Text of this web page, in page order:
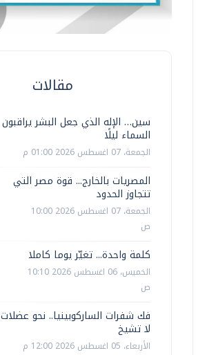
مقالات
سين… الإله الذي جعل البشر يراقبون
السماء ليلًا
الجمعة، 07 اغسطس 2026 01:00 م
المصريات بالخارج... قوة مصر التي
تتجاوز الحدود
الجمعة، 07 اغسطس 2026 10:00
ص
كلمة واحدة... تغيّر يوما كاملا
الخميس، 06 اغسطس 2026 10:10
ص
فك شفرات الساركوبينيا.. نحو عضلات
لا تشيخ
الأربعاء، 05 اغسطس 2026 12:00 م